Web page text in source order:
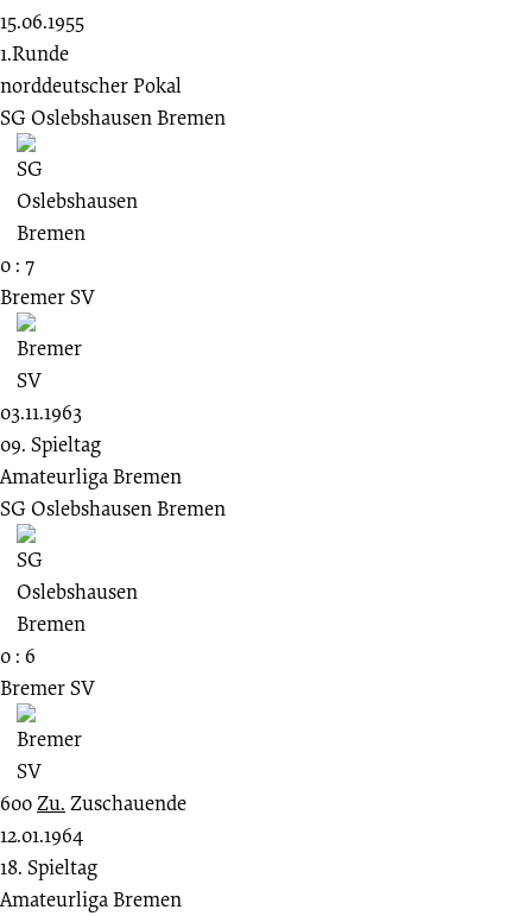
15.06.1955
1.Runde
norddeutscher Pokal
SG Oslebshausen Bremen
0 : 7
Bremer SV
03.11.1963
09. Spieltag
Amateurliga Bremen
SG Oslebshausen Bremen
0 : 6
Bremer SV
600Zu. Zuschauende
12.01.1964
18. Spieltag
Amateurliga Bremen